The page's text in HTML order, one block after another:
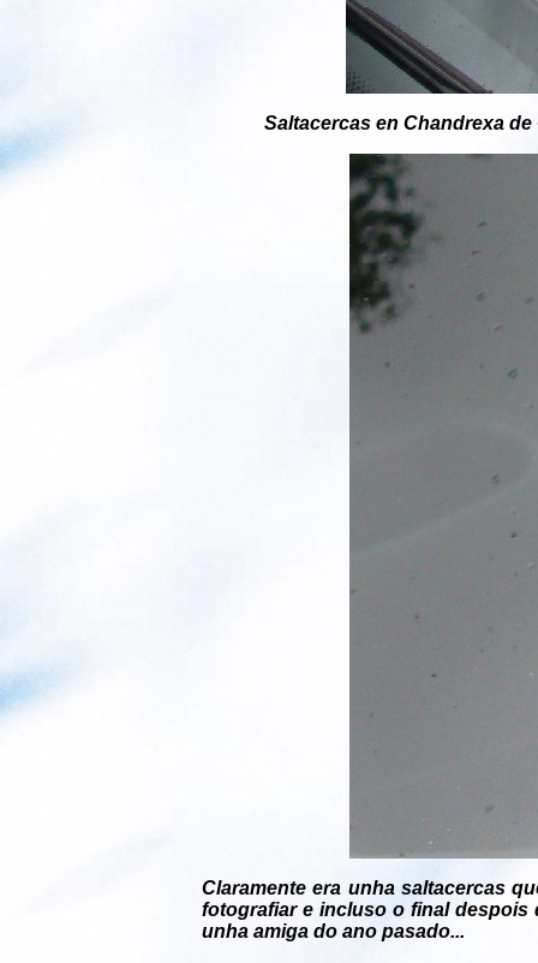
Saltacercas en Chandrexa
Claramente era unha saltacercas
fotografiar e incluso o final despois
unha amiga do ano pasado...